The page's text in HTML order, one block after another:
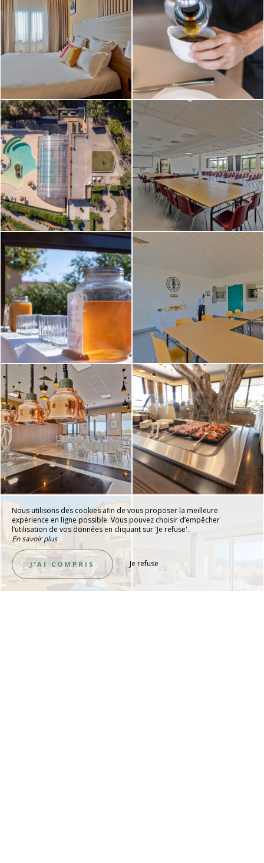
Nous utilisons des cookies afin de vous proposer la meilleure
expérience en ligne possible. Vous pouvez choisir d’empêcher
l’utilisation de vos données en cliquant sur 'Je refuse'.
En savoir plus
J’AI COMPRIS Je refuse